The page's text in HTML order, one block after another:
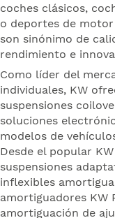
coches clásicos,
o deportes de motor
son sinónimo de
rendimiento e
Como líder del
individuales, KW
suspensiones
soluciones
modelos de
Desde el popular
suspensiones
inflexibles
amortiguadores KW
amortiguación de